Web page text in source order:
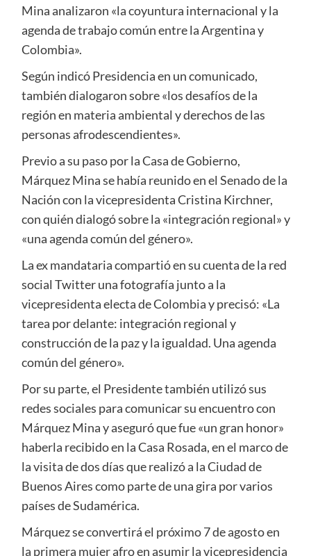
Mina analizaron «la coyuntura internacional y la
agenda de trabajo común entre la Argentina y
Colombia».
Según indicó Presidencia en un comunicado,
también dialogaron sobre «los desafíos de la
región en materia ambiental y derechos de las
personas afrodescendientes».
Previo a su paso por la Casa de Gobierno,
Márquez Mina se había reunido en el Senado de la
Nación con la vicepresidenta Cristina Kirchner,
con quién dialogó sobre la «integración regional» y
«una agenda común del género».
La ex mandataria compartió en su cuenta de la red
social Twitter una fotografía junto a la
vicepresidenta electa de Colombia y precisó: «La
tarea por delante: integración regional y
construcción de la paz y la igualdad. Una agenda
común del género».
Por su parte, el Presidente también utilizó sus
redes sociales para comunicar su encuentro con
Márquez Mina y aseguró que fue «un gran honor»
haberla recibido en la Casa Rosada, en el marco de
la visita de dos días que realizó a la Ciudad de
Buenos Aires como parte de una gira por varios
países de Sudamérica.
Márquez se convertirá el próximo 7 de agosto en
la primera mujer afro en asumir la vicepresidencia